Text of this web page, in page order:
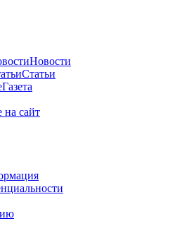
Новости
Статьи
Газета
на сайт